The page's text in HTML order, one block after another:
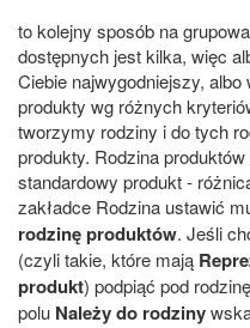
to kolejny sposób na
dostępnych jest kilka, więc
Ciebie najwygodniejszy,
produkty wg różnych
tworzymy rodziny i do tych
produkty. Rodzina
standardowy produkt -
zakładce Rodzina ustawić
rodzinę produktów. Jeśli
(czyli takie, które mają
produkt) podpiąć pod
polu Należy do rodziny